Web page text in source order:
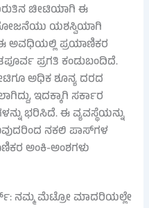
ಚೀಟಿಯಾಗಿ ಈ
ಯಶಸ್ವಿಯಾಗಿ
ಈ ಅವಧಿಯಲ್ಲಿ ಪ್ರಯಾಣಿಕರ
ಪ್ರಗತಿ ಕಂಡುಬಂದಿದೆ.
ಅಧಿಕ ಶೂನ್ಯ ದರದ
ಇದಕ್ಕಾಗಿ ಸರ್ಕಾರ
ಭರಿಸಿದೆ. ಈ ವ್ಯವಸ್ಥೆಯನ್ನು
ನಕಲಿ ಪಾಸ್‌ಗಳ
ಅಂಕಿ-ಅಂಶಗಳು
ನಮ್ಮ ಮೆಟ್ರೋ ಮಾದರಿಯಲ್ಲೇ